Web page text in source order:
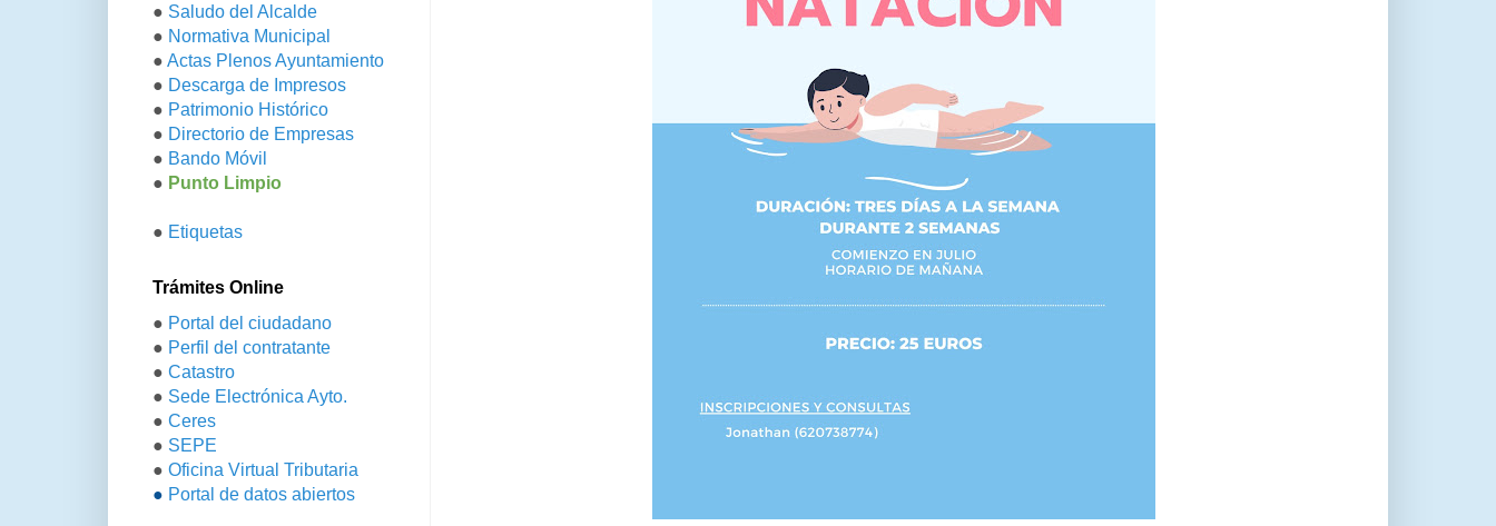
● Saludo del Alcalde
● Normativa Municipal
● Actas Plenos Ayuntamiento
● Descarga de Impresos
● Patrimonio Histórico
● Directorio de Empresas
● Bando Móvil
● Punto Limpio
● Etiquetas
Trámites Online
● Portal del ciudadano
● Perfil del contratante
● Catastro
● Sede Electrónica Ayto.
● Ceres
● SEPE
● Oficina Virtual Tributaria
● Portal de datos abiertos